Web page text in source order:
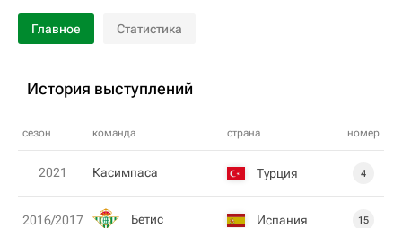
Главное Статистика
История выступлений
сезон команда страна номер
2021 Касимпаса Турция 4
2016/2017 Бетис Испания 15